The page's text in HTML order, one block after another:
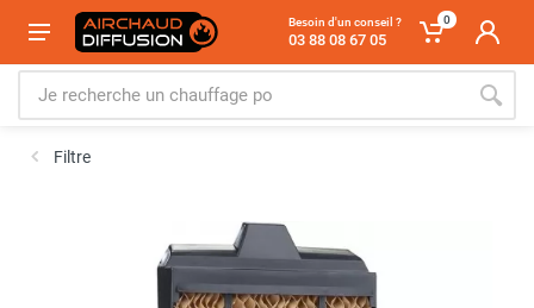
Besoin d'un conseil ?
03 88 08 67 05
0
Filtre